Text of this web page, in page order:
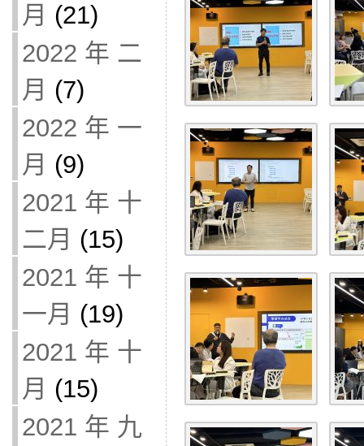
月 (21)
2022 年 二
月 (7)
2022 年 一
月 (9)
2021 年 十
二月 (15)
2021 年 十
一月 (19)
2021 年 十
月 (15)
2021 年 九